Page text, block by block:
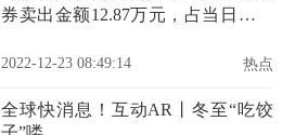
券卖出金额12.87万元，占当日流出
2022-12-23 08:49:14 热点
全球快消息！互动AR丨冬至“吃饺